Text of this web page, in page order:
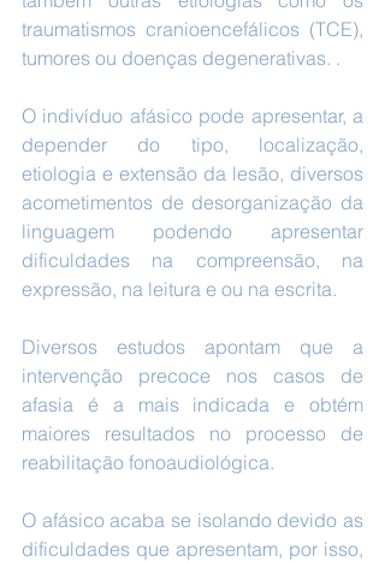
traumatismos cranioencefálicos (TCE),
tumores ou doenças degenerativas. .
O indivíduo afásico pode apresentar, a
depender do tipo, localização,
etiologia e extensão da lesão, diversos
acometimentos de desorganização da
linguagem podendo apresentar
dificuldades na compreensão, na
expressão, na leitura e ou na escrita.
Diversos estudos apontam que a
intervenção precoce nos casos de
afasia é a mais indicada e obtém
maiores resultados no processo de
reabilitação fonoaudiológica.
O afásico acaba se isolando devido as
dificuldades que apresentam, por isso,